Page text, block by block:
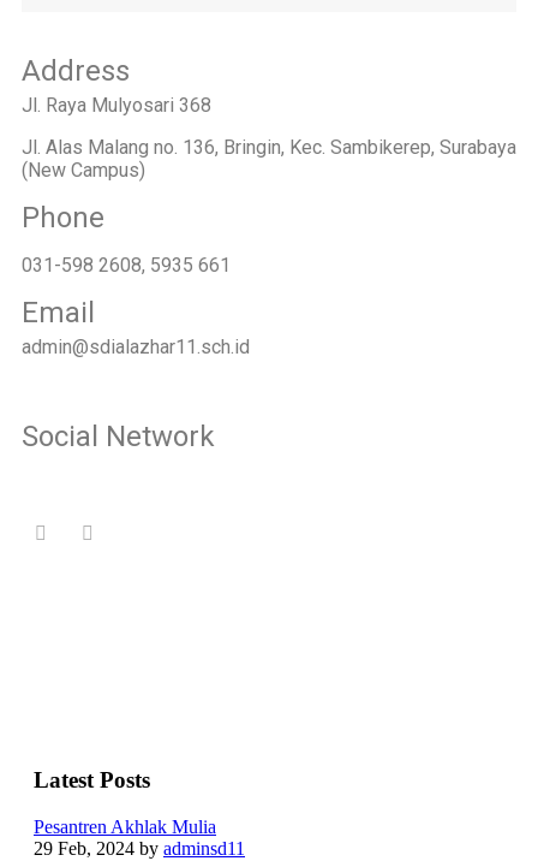
Address
Jl. Raya Mulyosari 368
Jl. Alas Malang no. 136, Bringin, Kec. Sambikerep, Surabaya
(New Campus)
Phone
031-598 2608, 5935 661
Email
admin@sdialazhar11.sch.id
Social Network
Latest Posts
Pesantren Akhlak Mulia
29 Feb, 2024 by adminsd11